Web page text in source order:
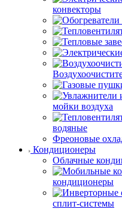
конвекторы
мойки воздуха
водяные
Фреоновые
Кондиционеры
Облачные
кондиционеры
сплит-системы